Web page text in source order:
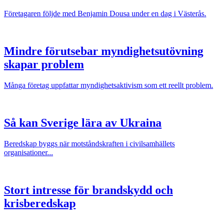
Företagaren följde med Benjamin Dousa under en dag i Västerås.
Mindre förutsebar myndighetsutövning
skapar problem
Många företag uppfattar myndighetsaktivism som ett reellt problem.
Så kan Sverige lära av Ukraina
Beredskap byggs när motståndskraften i civilsamhällets
organisationer...
Stort intresse för brandskydd och
krisberedskap